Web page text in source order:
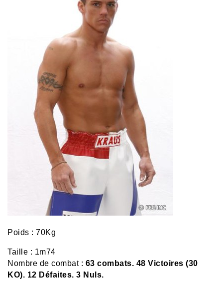
Poids : 70Kg
Taille : 1m74
Nombre de combat : 63 combats. 48 Victoires (30
KO). 12 Défaites. 3 Nuls.